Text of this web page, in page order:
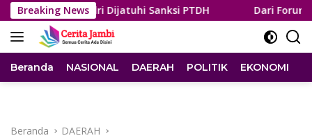
Langsung
ke
konten
Breaking News
Polri Dijatuhi Sanksi PTDH Dari Forum Internasional
Beranda NASIONAL DAERAH POLITIK EKONOMI
Beranda DAERAH